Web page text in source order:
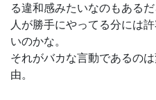
る違和感みたいなのもあるだ
人が勝手にやってる分には
いのかな。
それがバカな言動であるの
由。